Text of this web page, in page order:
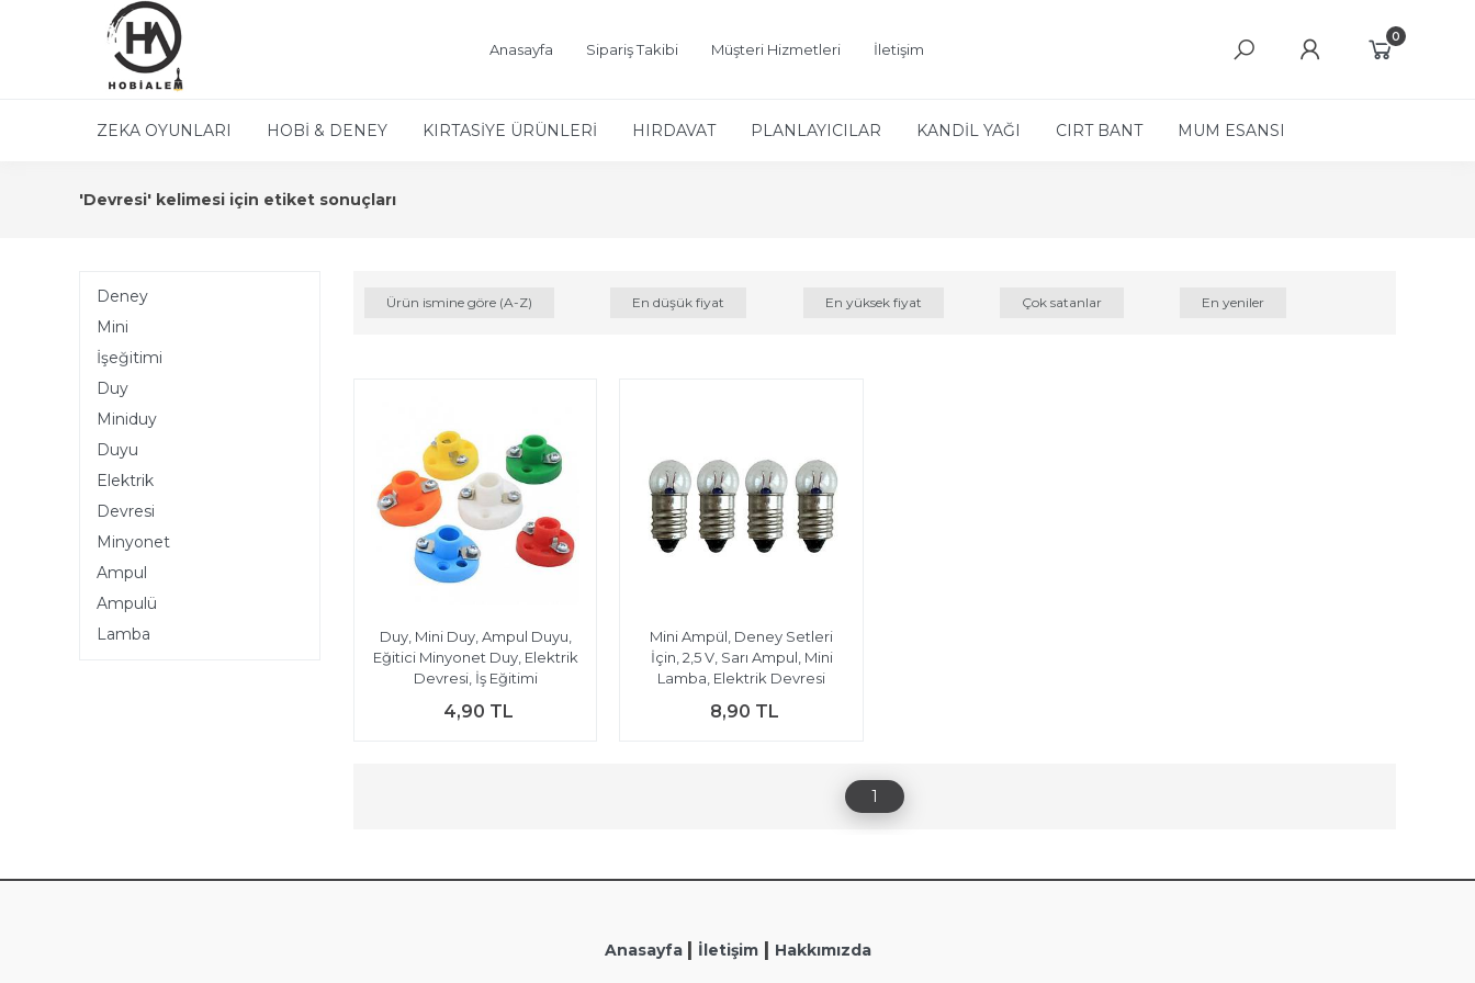
Anasayfa Sipariş Takibi Müşteri Hizmetleri İletişim
0
ZEKA OYUNLARI HOBİ & DENEY KIRTASİYE ÜRÜNLERİ HIRDAVAT PLANLAYICILAR KANDİL YAĞI CIRT BANT MUM ESANSI
'Devresi' kelimesi için etiket sonuçları
Deney
Mini
İşeğitimi
Duy
Miniduy
Duyu
Elektrik
Devresi
Minyonet
Ampul
Ampulü
Lamba
Ürün ismine göre (A-Z) En düşük fiyat En yüksek fiyat Çok satanlar En yeniler
Duy, Mini Duy, Ampul Duyu,
Eğitici Minyonet Duy, Elektrik
Devresi, İş Eğitimi
4,90 TL
Mini Ampül, Deney Setleri
İçin, 2,5 V, Sarı Ampul, Mini
Lamba, Elektrik Devresi
8,90 TL
1
Anasayfa | İletişim| Hakkımızda